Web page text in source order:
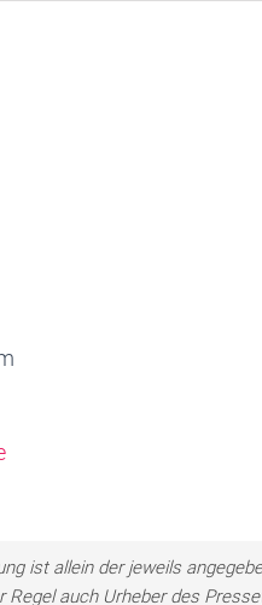
ist allein der jeweils
auch Urheber des